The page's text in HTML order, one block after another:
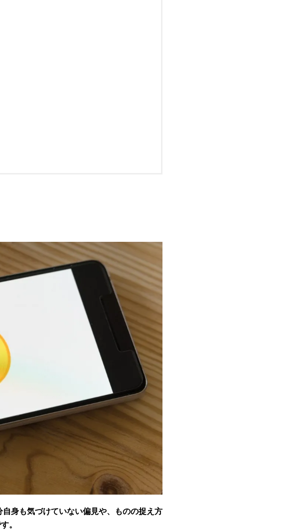
身も気づけていない偏見や、ものの捉え方
。